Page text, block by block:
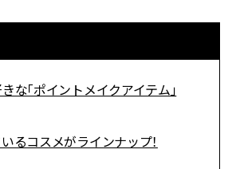
な「ポイントメイクアイテム」
るコスメがラインナップ！